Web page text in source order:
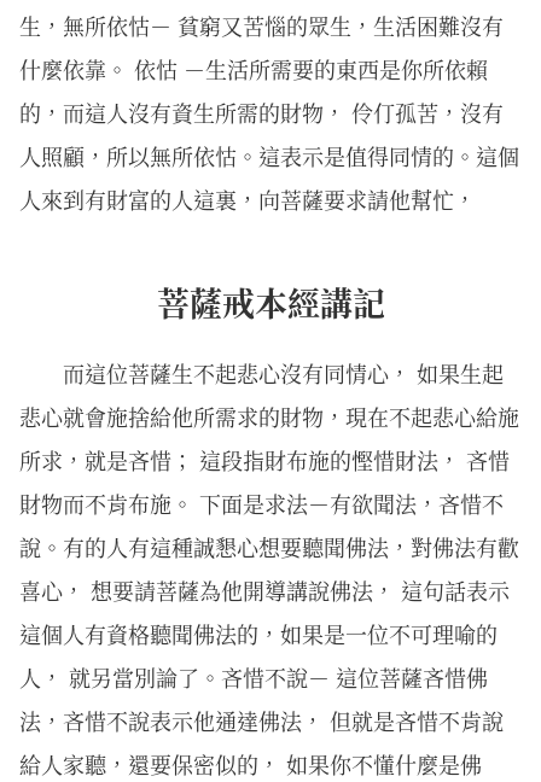
生，無所依怙－ 貧窮又苦惱的眾生，生活困難沒有
什麼依靠。 依怙 －生活所需要的東西是你所依賴
的，而這人沒有資生所需的財物， 伶仃孤苦，沒有
人照顧，所以無所依怙。這表示是值得同情的。這個
人來到有財富的人這裏，向菩薩要求請他幫忙，
菩薩戒本經講記
而這位菩薩生不起悲心沒有同情心， 如果生起
悲心就會施捨給他所需求的財物，現在不起悲心給施
所求，就是吝惜； 這段指財布施的慳惜財法， 吝惜
財物而不肯布施。 下面是求法－有欲聞法，吝惜不
說。有的人有這種誠懇心想要聽聞佛法，對佛法有歡
喜心， 想要請菩薩為他開導講說佛法， 這句話表示
這個人有資格聽聞佛法的，如果是一位不可理喻的
人， 就另當別論了。吝惜不說－ 這位菩薩吝惜佛
法，吝惜不說表示他通達佛法， 但就是吝惜不肯說
給人家聽，還要保密似的， 如果你不懂什麼是佛